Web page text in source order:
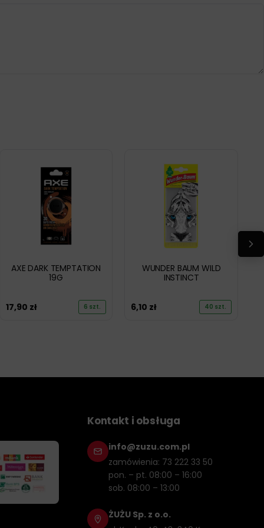
AXE DARK TEMPTATION
19G
17,90 zł 6 szt.
WUNDER BAUM WILD
INSTINCT
6,10 zł 40 szt.
Kontakt i obsługa
info@zuzu.com.pl
zamówienia: 73 222 33 50
pon. – pt. 08:00 – 16:00
sob. 08:00 – 13:00
ŻUŻU Sp. z o.o.